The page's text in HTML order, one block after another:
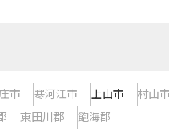
市 寒河江市 上山市 村山市
東田川郡 飽海郡